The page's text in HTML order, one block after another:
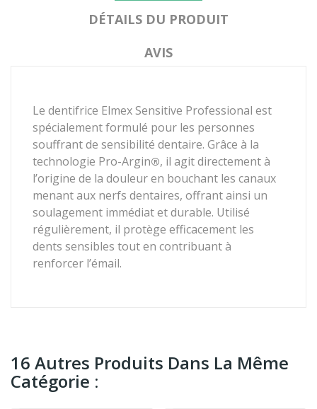
DÉTAILS DU PRODUIT
AVIS
Le dentifrice Elmex Sensitive Professional est
spécialement formulé pour les personnes
souffrant de sensibilité dentaire. Grâce à la
technologie Pro-Argin®, il agit directement à
l’origine de la douleur en bouchant les canaux
menant aux nerfs dentaires, offrant ainsi un
soulagement immédiat et durable. Utilisé
régulièrement, il protège efficacement les
dents sensibles tout en contribuant à
renforcer l’émail.
16 Autres Produits Dans La Même
Catégorie :